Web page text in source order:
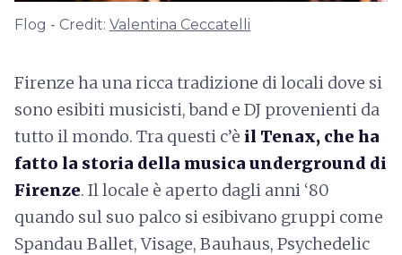
Flog - Credit: Valentina Ceccatelli
Firenze ha una ricca tradizione di locali dove si
sono esibiti musicisti, band e DJ provenienti da
tutto il mondo. Tra questi c’è il Tenax, che ha
fatto la storia della musica underground di
Firenze. Il locale è aperto dagli anni ‘80
quando sul suo palco si esibivano gruppi come
Spandau Ballet, Visage, Bauhaus, Psychedelic